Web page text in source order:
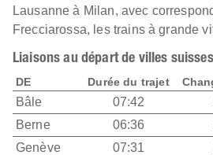
Lausanne à Milan, avec
Frecciarossa, les trains à grande
Liaisons au départ de villes suisses
DE Durée du trajet
Bâle 07:42
Berne
06:36
Genève
07:31